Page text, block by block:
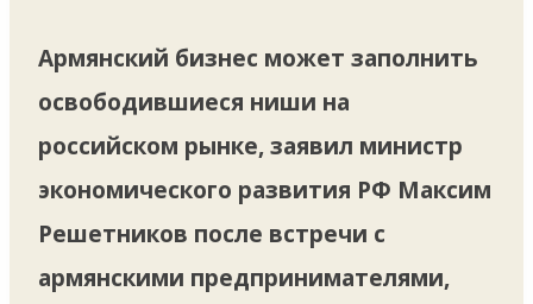
Армянский бизнес может заполнить
освободившиеся ниши на
российском рынке, заявил министр
экономического развития РФ Максим
Решетников после встречи с
армянскими предпринимателями,